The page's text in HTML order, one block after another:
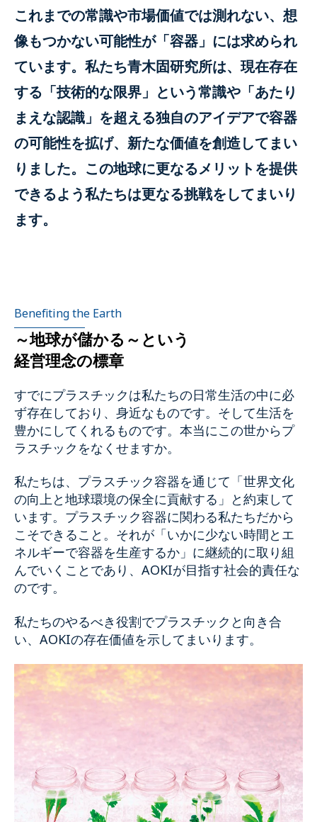
これまでの常識や市場価値では測れない、想
像もつかない可能性が「容器」には求められ
ています。私たち青木固研究所は、現在存在
する「技術的な限界」という常識や「あたり
まえな認識」を超える独自のアイデアで容器
の可能性を拡げ、新たな価値を創造してまい
りました。この地球に更なるメリットを提供
できるよう私たちは更なる挑戦をしてまいり
ます。
Benefiting the Earth
～地球が儲かる～という
経営理念の標章
すでにプラスチックは私たちの日常生活の中に必
ず存在しており、身近なものです。そして生活を
豊かにしてくれるものです。本当にこの世からプ
ラスチックをなくせますか。
私たちは、プラスチック容器を通じて「世界文化
の向上と地球環境の保全に貢献する」と約束して
います。プラスチック容器に関わる私たちだから
こそできること。それが「いかに少ない時間とエ
ネルギーで容器を生産するか」に継続的に取り組
んでいくことであり、AOKIが目指す社会的責任な
のです。
私たちのやるべき役割でプラスチックと向き合
い、AOKIの存在価値を示してまいります。